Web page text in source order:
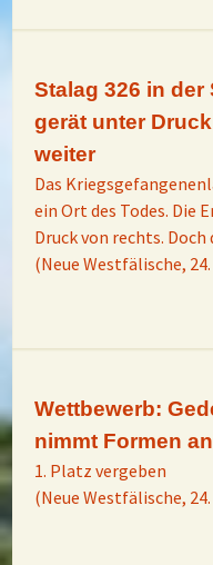
Stalag 326 in der
gerät unter
weiter
Das
ein Ort des Todes. Die
Druck von rechts.
(Neue Westfälische,
Wettbewerb:
nimmt Formen an
1. Platz vergeben
(Neue Westfälische,